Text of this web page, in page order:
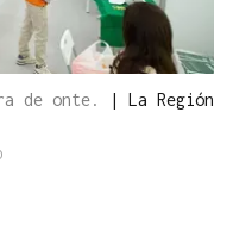
de onte. | La Región